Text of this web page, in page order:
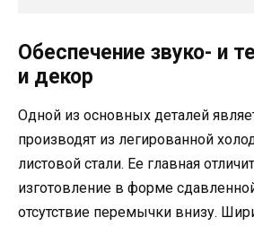
Обеспечение звуко- и
и декор
Одной из основных деталей
производят из легированной
листовой стали. Ее главная
изготовление в форме
отсутствие перемычки внизу.